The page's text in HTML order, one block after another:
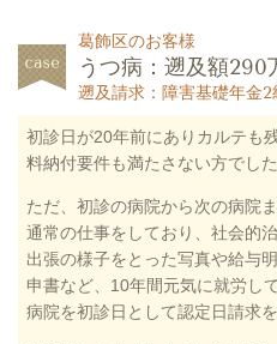
葛飾区のお客様
うつ病：遡及額
遡及請求：障害基礎年金2
初診日が20年前にありカルテも
料納付要件も満たさない方でした
ただ、初診の病院から次の病院
通常の仕事をしており、社会的
出張の様子をとった写真や給与
申書など、10年間元気に就労し
病院を初診日として認定日請求を